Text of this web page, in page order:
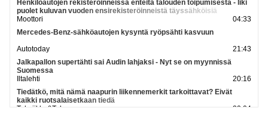
Henkilöautojen rekisteröinneissä enteitä talouden toipumisesta - liki
puolet kuluvan vuoden ensirekisteröinneistä täyssähköisiä
Moottori
04:33
Mercedes-Benz-sähköautojen kysyntä ryöpsähti kasvuun
Autotoday
21:43
Jalkapallon supertähti sai Audin lahjaksi - Nyt se on myynnissä
Suomessa
Iltalehti
20:16
Tiedätkö, mitä nämä naapurin liikennemerkit tarkoittavat? Eivät
kaikki ruotsalaisetkaan tiedä
Tekniikka&Talous
20:04